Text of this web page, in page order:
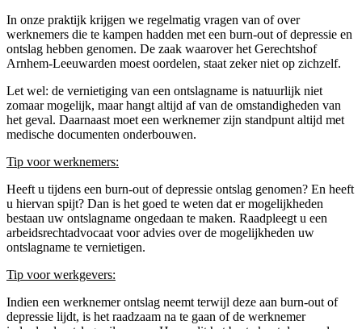
In onze praktijk krijgen we regelmatig vragen van of over
werknemers die te kampen hadden met een burn-out of depressie en
ontslag hebben genomen. De zaak waarover het Gerechtshof
Arnhem-Leeuwarden moest oordelen, staat zeker niet op zichzelf.
Let wel: de vernietiging van een ontslagname is natuurlijk niet
zomaar mogelijk, maar hangt altijd af van de omstandigheden van
het geval. Daarnaast moet een werknemer zijn standpunt altijd met
medische documenten onderbouwen.
Tip voor werknemers:
Heeft u tijdens een burn-out of depressie ontslag genomen? En heeft
u hiervan spijt? Dan is het goed te weten dat er mogelijkheden
bestaan uw ontslagname ongedaan te maken. Raadpleegt u een
arbeidsrechtadvocaat voor advies over de mogelijkheden uw
ontslagname te vernietigen.
Tip voor werkgevers:
Indien een werknemer ontslag neemt terwijl deze aan burn-out of
depressie lijdt, is het raadzaam na te gaan of de werknemer